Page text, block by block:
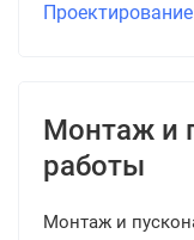
Монтаж и
работы
Монтаж и